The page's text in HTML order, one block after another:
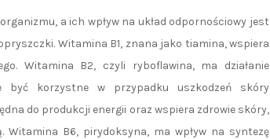
a ich wpływ na układ odpornościowy jest
Witamina B1, znana jako tiamina, wspiera
Witamina B2, czyli ryboflawina, ma działanie
być korzystne w przypadku uszkodzeń skóry
do produkcji energii oraz wspiera zdrowie skóry,
Witamina B6, pirydoksyna, ma wpływ na syntezę